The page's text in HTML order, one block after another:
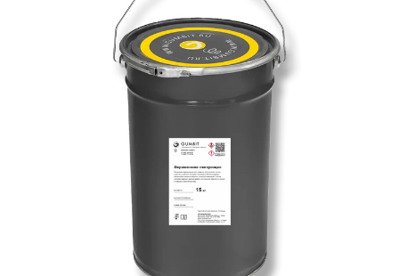
ПИГМЕНТ ИСКУССТВЕННАЯ ТРАВА
ПРОМПОЛЫ